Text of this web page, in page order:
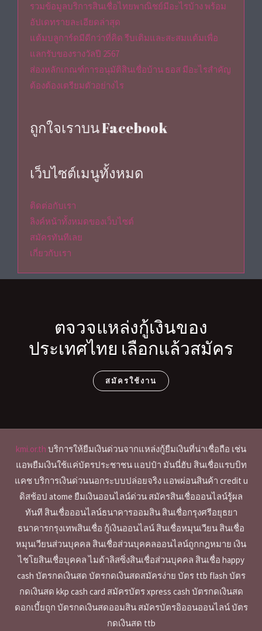
รวมข้อมูลบริการสินเชื่อไทยพาณิชย์มีอะไรบ้าง พร้อม
อัปเดทรายละเอียดล่าสุด
แต้มบลูการ์ดมีดีกว่าที่คิด รีบเติมและสะสมแต้มเพื่อ
แลกรับของรางวัลปี 2567
ส่องหลักเกณฑ์การอนุมัติสินเชื่อบ้าน ธอส มีอะไรสำคัญ
ต้องต้องเตรียมตัวอย่างไร
ถูกใจเราบน Facebook
เว็บไซต์เมนูทั้งหมด
ติดต่อกับเรา
ลิงค์หน้าทั้งหมดของเว็บไซต์
สมัครทันทีเลย
เกี่ยวกับเรา
ตจวจแหล่งกู้เงินของ
ประเทศไทย เลือกแล้วสมัคร
สมัครใช้งาน
kmi.or.th บริการให้ยืมเงินด่วนจากแหล่งกู้ยืมเงินที่น่าเชื่อถือ เช่น
แอพยืมเงินใช้แค่บัตรประชาชน แอปป๋า มันนี่ฮับ สินเชื่อแรบบิท
แคช บริการเงินด่วนนอกระบบปล่อยจริง แอพผ่อนสินค้า credit u
ดิสช้อป atome ยืมเงินออนไลน์ด่วน สมัครสินเชื่อออนไลน์รู้ผล
ทันที สินเชื่อออนไลน์ธนาคารออมสิน สินเชื่อกรุงศรีอยุธยา
ธนาคารกรุงเทพสินเชื่อ กู้เงินออนไลน์ สินเชื่อหมุนเวียน สินเชื่อ
หมุนเวียนส่วนบุคคล สินเชื่อส่วนบุคคลออนไลน์ถูกกฎหมาย เงิน
ไชโยสินเชื่อบุคคล ไมด้าลิสซิ่งสินเชื่อส่วนบุคคล สินเชื่อ happy
cash บัตรกดเงินสด บัตรกดเงินสดสมัครง่าย บัตร ttb flash บัตร
กดเงินสด kkp cash card สมัครบัตร xpress cash บัตรกดเงินสด
ดอกเบี้ยถูก บัตรกดเงินสดออมสิน สมัครบัตรอิออนออนไลน์ บัตร
กดเงินสด ttb